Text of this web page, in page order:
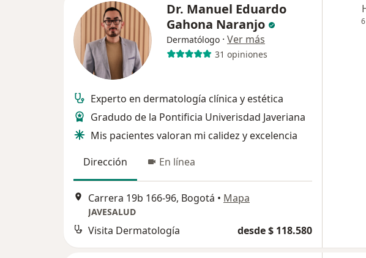
Dr. Manuel Eduardo
Gahona Naranjo
Dermatólogo · Ver más
31 opiniones
Experto en dermatología clínica y estética
Gradudo de la Pontificia Univerisdad Javeriana
Mis pacientes valoran mi calidez y excelencia
Dirección
En línea
Carrera 19b 166-96, Bogotá • Mapa
JAVESALUD
Visita Dermatología desde $ 118.580